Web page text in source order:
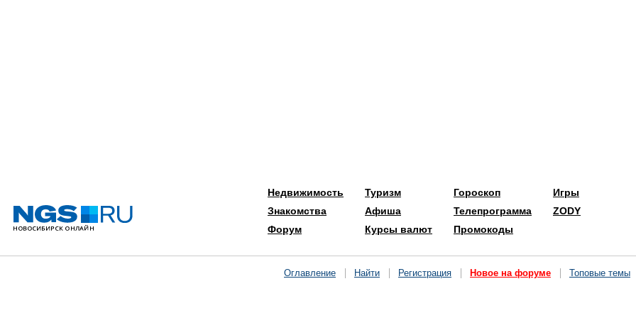
Недвижимость
Знакомства
Форум
Туризм
Афиша
Курсы валют
Гороскоп
Телепрограмма
Промокоды
Игры
ZODY
Оглавление Найти Регистрация Новое на форуме Топовые темы